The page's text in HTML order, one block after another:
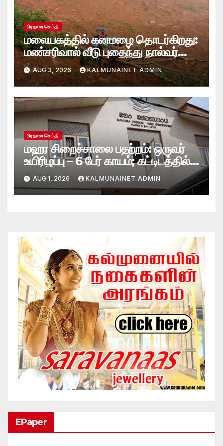
பிரதான செய்தி
மலையகத்தில் கனமழை தொடர்கிறது:
மண்சரிவால் வீடு புதைந்து நால்வர்
மாயம்
AUG 3, 2026 KALMUNAINET ADMIN
பிரதான செய்தி
மஹர சிறைச்சாலை பதற்றம்: ஒருவர்
உயிரிழப்பு – 6 பேர் காயம்; கட்டிடத்தில்
பாரிய தீ
AUG 1, 2026 KALMUNAINET ADMIN
EPaper